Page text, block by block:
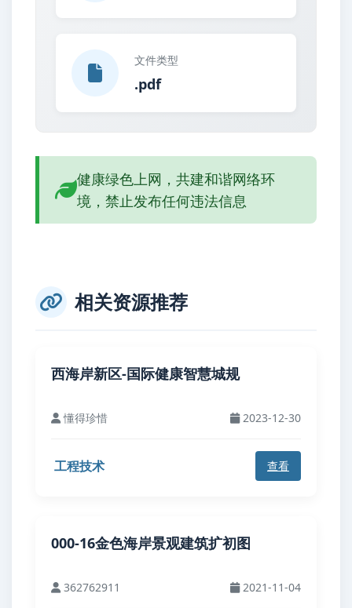
文件类型
.pdf
健康绿色上网，共建和谐网络环
境，禁止发布任何违法信息
相关资源推荐
西海岸新区-国际健康智慧城规
懂得珍惜 2023-12-30
工程技术 查看
000-16金色海岸景观建筑扩初图
362762911 2021-11-04